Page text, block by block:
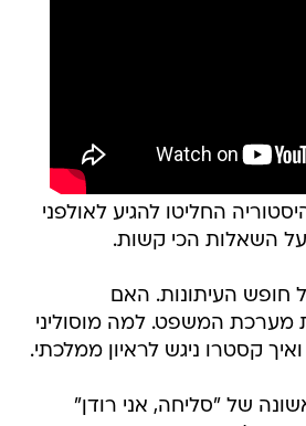
החליטו להגיע לאולפני
חופש העיתונות. האם
המשפט. למה מוסוליני
קסטרו ניגש לראיון ממלכתי.
של "סליחה, אני רודן"